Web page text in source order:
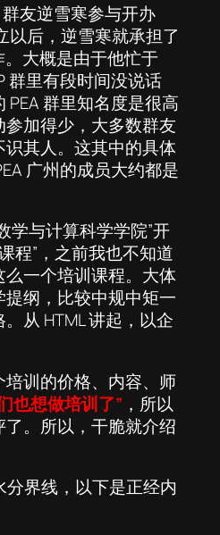
群友逆雪寒参与开办
以后，逆雪寒就承担了
。大概是由于他忙于
群里有段时间没说话
PEA 群里知名度是很高
加得少，大多数群友
其人。这其中的具体
广州的成员大约都是
学与计算科学学院”开
程”，之前我也不知道
一个培训课程。大体
纲，比较中规中矩一
从 HTML 讲起，以企
训的价格、内容、师
也想做培训了” ，所以
。所以，干脆就介绍
界线，以下是正经内